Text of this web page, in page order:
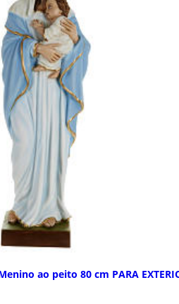
ao peito 80 cm PARA